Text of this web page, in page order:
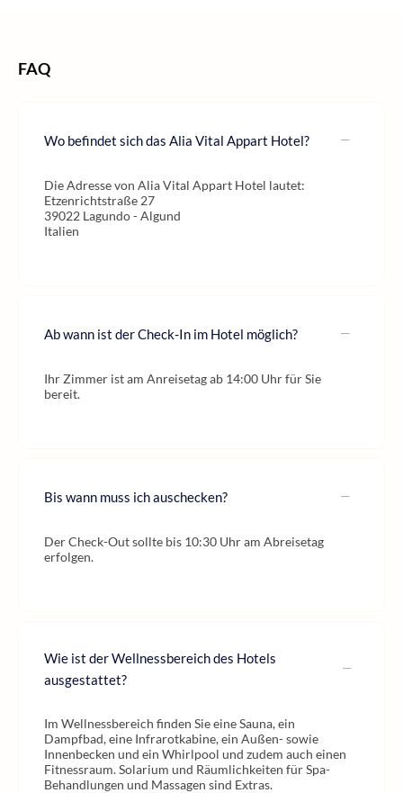
FAQ
Wo befindet sich das Alia Vital Appart Hotel?
Die Adresse von Alia Vital Appart Hotel lautet:
Etzenrichtstraße 27
39022 Lagundo - Algund
Italien
Ab wann ist der Check-In im Hotel möglich?
Ihr Zimmer ist am Anreisetag ab 14:00 Uhr für Sie
bereit.
Bis wann muss ich auschecken?
Der Check-Out sollte bis 10:30 Uhr am Abreisetag
erfolgen.
Wie ist der Wellnessbereich des Hotels
ausgestattet?
Im Wellnessbereich finden Sie eine Sauna, ein
Dampfbad, eine Infrarotkabine, ein Außen- sowie
Innenbecken und ein Whirlpool und zudem auch einen
Fitnessraum. Solarium und Räumlichkeiten für Spa-
Behandlungen und Massagen sind Extras.